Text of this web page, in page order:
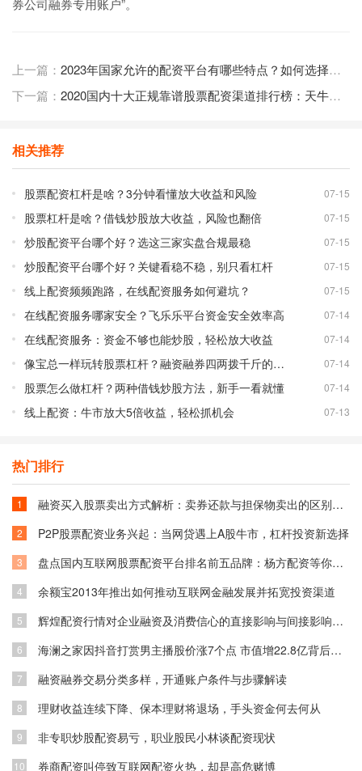
券公司融券专用账户”。
上一篇： 2023年国家允许的配资平台有哪些特点？如何选择安全可靠的配资平台
下一篇： 2020国内十大正规靠谱股票配资渠道排行榜：天牛宝等安全平台解析
相关推荐
股票配资杠杆是啥？3分钟看懂放大收益和风险 07-15
股票杠杆是啥？借钱炒股放大收益，风险也翻倍 07-15
炒股配资平台哪个好？选这三家实盘合规最稳 07-15
炒股配资平台哪个好？关键看稳不稳，别只看杠杆 07-15
线上配资频频跑路，在线配资服务如何避坑？ 07-15
在线配资服务哪家安全？飞乐乐平台资金安全效率高 07-14
在线配资服务：资金不够也能炒股，轻松放大收益 07-14
像宝总一样玩转股票杠杆？融资融券四两拨千斤的秘密 07-14
股票怎么做杠杆？两种借钱炒股方法，新手一看就懂 07-14
线上配资：牛市放大5倍收益，轻松抓机会 07-13
热门排行
1 融资买入股票卖出方式解析：卖券还款与担保物卖出的区别与选择
2 P2P股票配资业务兴起：当网贷遇上A股牛市，杠杆投资新选择
3 盘点国内互联网股票配资平台排名前五品牌：杨方配资等你了解
4 余额宝2013年推出如何推动互联网金融发展并拓宽投资渠道
5 辉煌配资行情对企业融资及消费信心的直接影响与间接影响分析
6 海澜之家因抖音打赏男主播股价涨7个点 市值增22.8亿背后原因
7 融资融券交易分类多样，开通账户条件与步骤解读
8 理财收益连续下降、保本理财将退场，手头资金何去何从
9 非专职炒股配资易亏，职业股民小林谈配资现状
10 券商配资叫停致互联网配资火热，却是高危赌博